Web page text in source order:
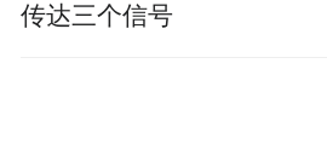
传达三个信号